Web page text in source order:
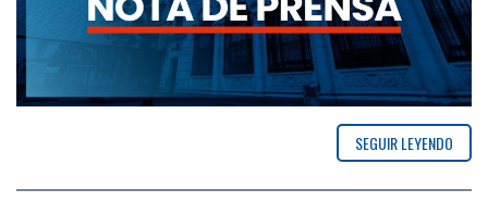
SEGUIR LEYENDO